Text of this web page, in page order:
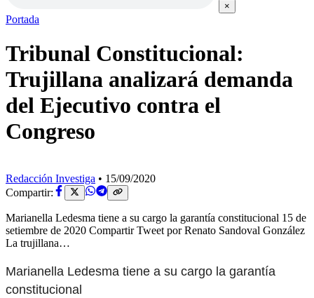
×
Portada
Tribunal Constitucional:
Trujillana analizará demanda
del Ejecutivo contra el
Congreso
Redacción Investiga • 15/09/2020
Compartir:
Marianella Ledesma tiene a su cargo la garantía constitucional 15 de
setiembre de 2020 Compartir Tweet por Renato Sandoval González
La trujillana…
Marianella Ledesma tiene a su cargo la garantía
constitucional